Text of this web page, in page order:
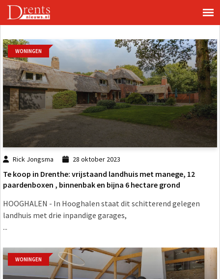
WONINGEN
Rick Jongsma 28 oktober 2023
Te koop in Drenthe: vrijstaand landhuis met manege, 12
paardenboxen , binnenbak en bijna 6 hectare grond
HOOGHALEN - In Hooghalen staat dit schitterend gelegen
landhuis met drie inpandige garages,
...
WONINGEN